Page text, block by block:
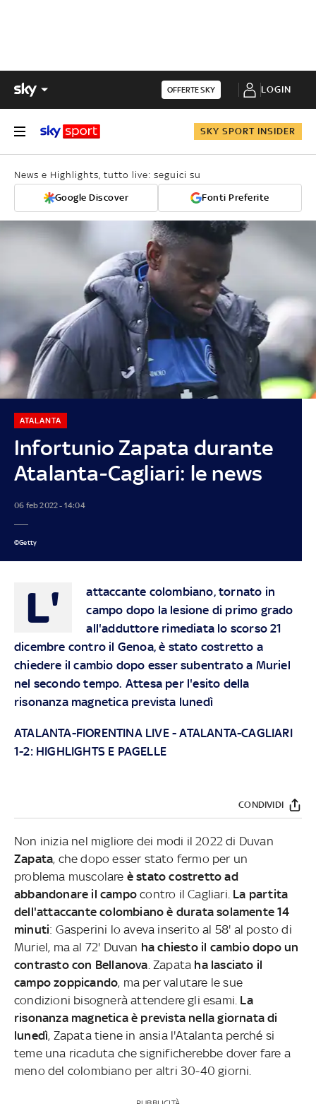
OFFERTE SKY LOGIN
SKY SPORT INSIDER
News e Highlights, tutto live: seguici su
Google Discover Fonti Preferite
Infortunio Zapata durante
Atalanta-Cagliari: le news
ATALANTA
06 feb 2022 - 14:04
©Getty
L'
attaccante colombiano, tornato in
campo dopo la lesione di primo grado
all'adduttore rimediata lo scorso 21
dicembre contro il Genoa, è stato costretto a
chiedere il cambio dopo esser subentrato a Muriel
nel secondo tempo. Attesa per l'esito della
risonanza magnetica prevista lunedì
ATALANTA-FIORENTINA LIVE-ATALANTA-CAGLIARI
1-2: HIGHLIGHTS E PAGELLE
CONDIVIDI
Non inizia nel migliore dei modi il 2022 di Duvan
Zapata, che dopo esser stato fermo per un
problema muscolare è stato costretto ad
abbandonare il campocontro il Cagliari. La partita
dell'attaccante colombiano è durata solamente 14
minuti: Gasperini lo aveva inserito al 58' al posto di
Muriel, ma al 72' Duvan ha chiesto il cambio dopo un
contrasto con Bellanova . Zapata ha lasciato il
campo zoppicando, ma per valutare le sue
condizioni bisognerà attendere gli esami. La
risonanza magnetica è prevista nella giornata di
lunedì, Zapata tiene in ansia l'Atalanta perché si
teme una ricaduta che significherebbe dover fare a
meno del colombiano per altri 30-40 giorni.